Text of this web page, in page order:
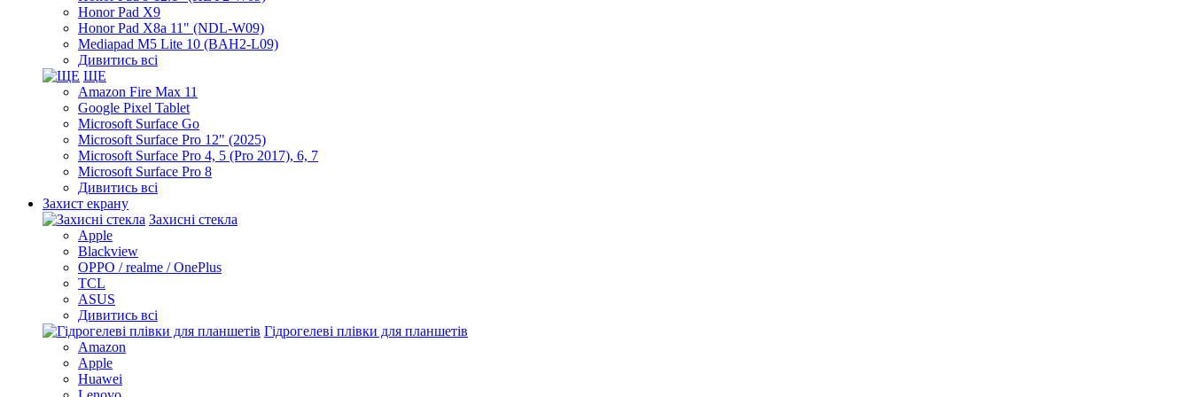
Honor Pad X9
Honor Pad X8a 11" (NDL-W09)
Mediapad M5 Lite 10 (BAH2-L09)
Дивитись всі
ЩЕ
Amazon Fire Max 11
Google Pixel Tablet
Microsoft Surface Go
Microsoft Surface Pro 12" (2025)
Microsoft Surface Pro 4, 5 (Pro 2017), 6, 7
Microsoft Surface Pro 8
Дивитись всі
Захист екрану
Захисні стекла
Apple
Blackview
OPPO / realme / OnePlus
TCL
ASUS
Дивитись всі
Гідрогелеві плівки для планшетів
Amazon
Apple
Huawei